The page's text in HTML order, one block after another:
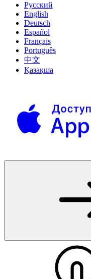
Русский
English
Deutsch
Español
Français
Português
中文
Қазақша